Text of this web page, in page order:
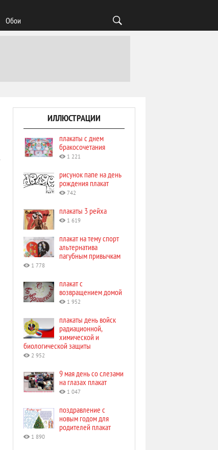
Обои
ИЛЛЮСТРАЦИИ
плакаты с днем
бракосочетания
1 221
рисунок папе на день
рождения плакат
742
плакаты 3 рейха
1 619
плакат на тему спорт
альтернатива
пагубным привычкам
1 778
плакат с
возвращением домой
1 952
плакаты день войск
радиационной,
химической и
биологической защиты
2 952
9 мая день со слезами
на глазах плакат
1 047
поздравление с
новым годом для
родителей плакат
1 890